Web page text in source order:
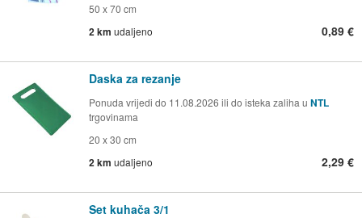
50 x 70 cm
2 km udaljeno 0,89 €
Daska za rezanje
Ponuda vrijedi do 11.08.2026 ili do isteka zaliha u NTL
trgovinama
20 x 30 cm
2 km udaljeno 2,29 €
Set kuhača 3/1